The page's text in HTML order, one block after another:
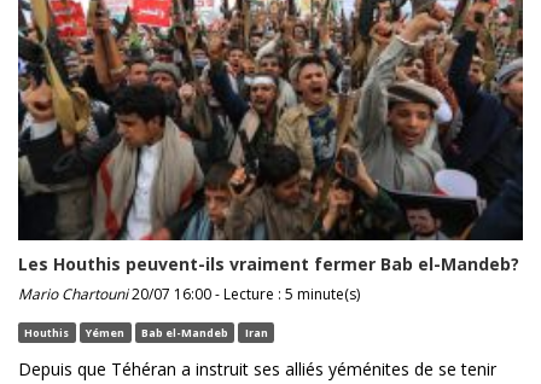
Les Houthis peuvent-ils vraiment fermer Bab el-Mandeb?
Mario Chartouni20/07 16:00 - Lecture : 5 minute(s)
Houthis Yémen Bab el-Mandeb Iran
Depuis que Téhéran a instruit ses alliés yéménites de se tenir